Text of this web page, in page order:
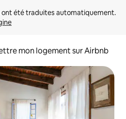
mon logement sur Airbnb